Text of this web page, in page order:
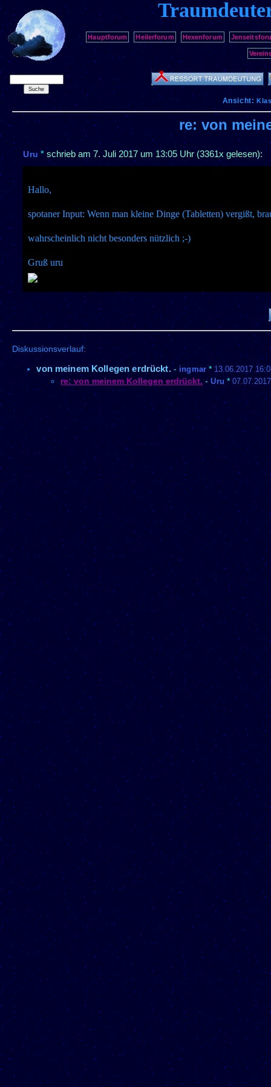
Hauptforum Heilerforum Hexenforum
Ansicht:
re: von
Uru *schrieb am7. Juli 2017 um 13:05 Uhr (3361x gelesen):
Hallo,
spotaner Input: Wenn man kleine Dinge (Tabletten) vergißt,
wahrscheinlich nicht besonders nützlich ;-)
Gruß uru
Diskussionsverlauf:
von meinem Kollegen erdrückt.- ingmar* 13.06.2017
re: von meinem Kollegen erdrückt.-Uru *